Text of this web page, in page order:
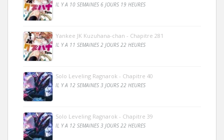
IL Y A 10 SEMAINES 6 JOURS 19 HEURES
Yankee JK Kuzuhana-chan - Chapitre 281
IL Y A 11 SEMAINES 2 JOURS 22 HEURES
Solo Leveling Ragnarok - Chapitre 40
IL Y A 12 SEMAINES 3 JOURS 22 HEURES
Solo Leveling Ragnarok - Chapitre 39
IL Y A 12 SEMAINES 3 JOURS 22 HEURES